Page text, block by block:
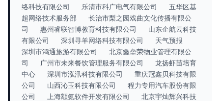
络科技有限公司
乐清市科广电气有限公司
五华区基
超网络技术服务部
长治市梨之园戏曲文化传播有限公
司
惠州睿联智博教育科技有限公司
山东企航云科技
有限公司
深圳寻羊网络科技有限公司
天气预报
深圳市鸿通旅游有限公司
北京鑫垒荣物业管理有限公
司
广州市未来餐饮管理服务有限公司
龙扬虾苗培育
中心
深圳市泓汛科技有限公司
重庆冠鑫贝科技有限
公司
山西沁玉科技有限公司
程力专用汽车股份有限
公司
上海颛氨软件开发有限公司
北京宇灿辉兴科技